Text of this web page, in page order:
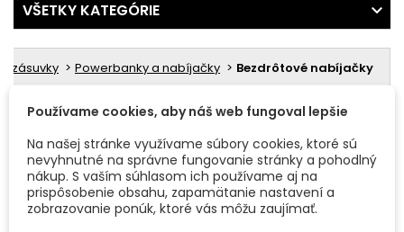
VŠETKY KATEGÓRIE
zásuvky Powerbanky a nabíjačky Bezdrôtové nabíjačky
BEZDRÔTOVÉ NABÍJAČKY
Ospravedlňujem sa za nepríjemnosť.
Znova zadajte, čo hľadáte
Používame cookies, aby náš web fungoval lepšie
Na našej stránke využívame súbory cookies, ktoré sú
nevyhnutné na správne fungovanie stránky a pohodlný
nákup. S vaším súhlasom ich používame aj na
prispôsobenie obsahu, zapamätanie nastavení a
zobrazovanie ponúk, ktoré vás môžu zaujímať.